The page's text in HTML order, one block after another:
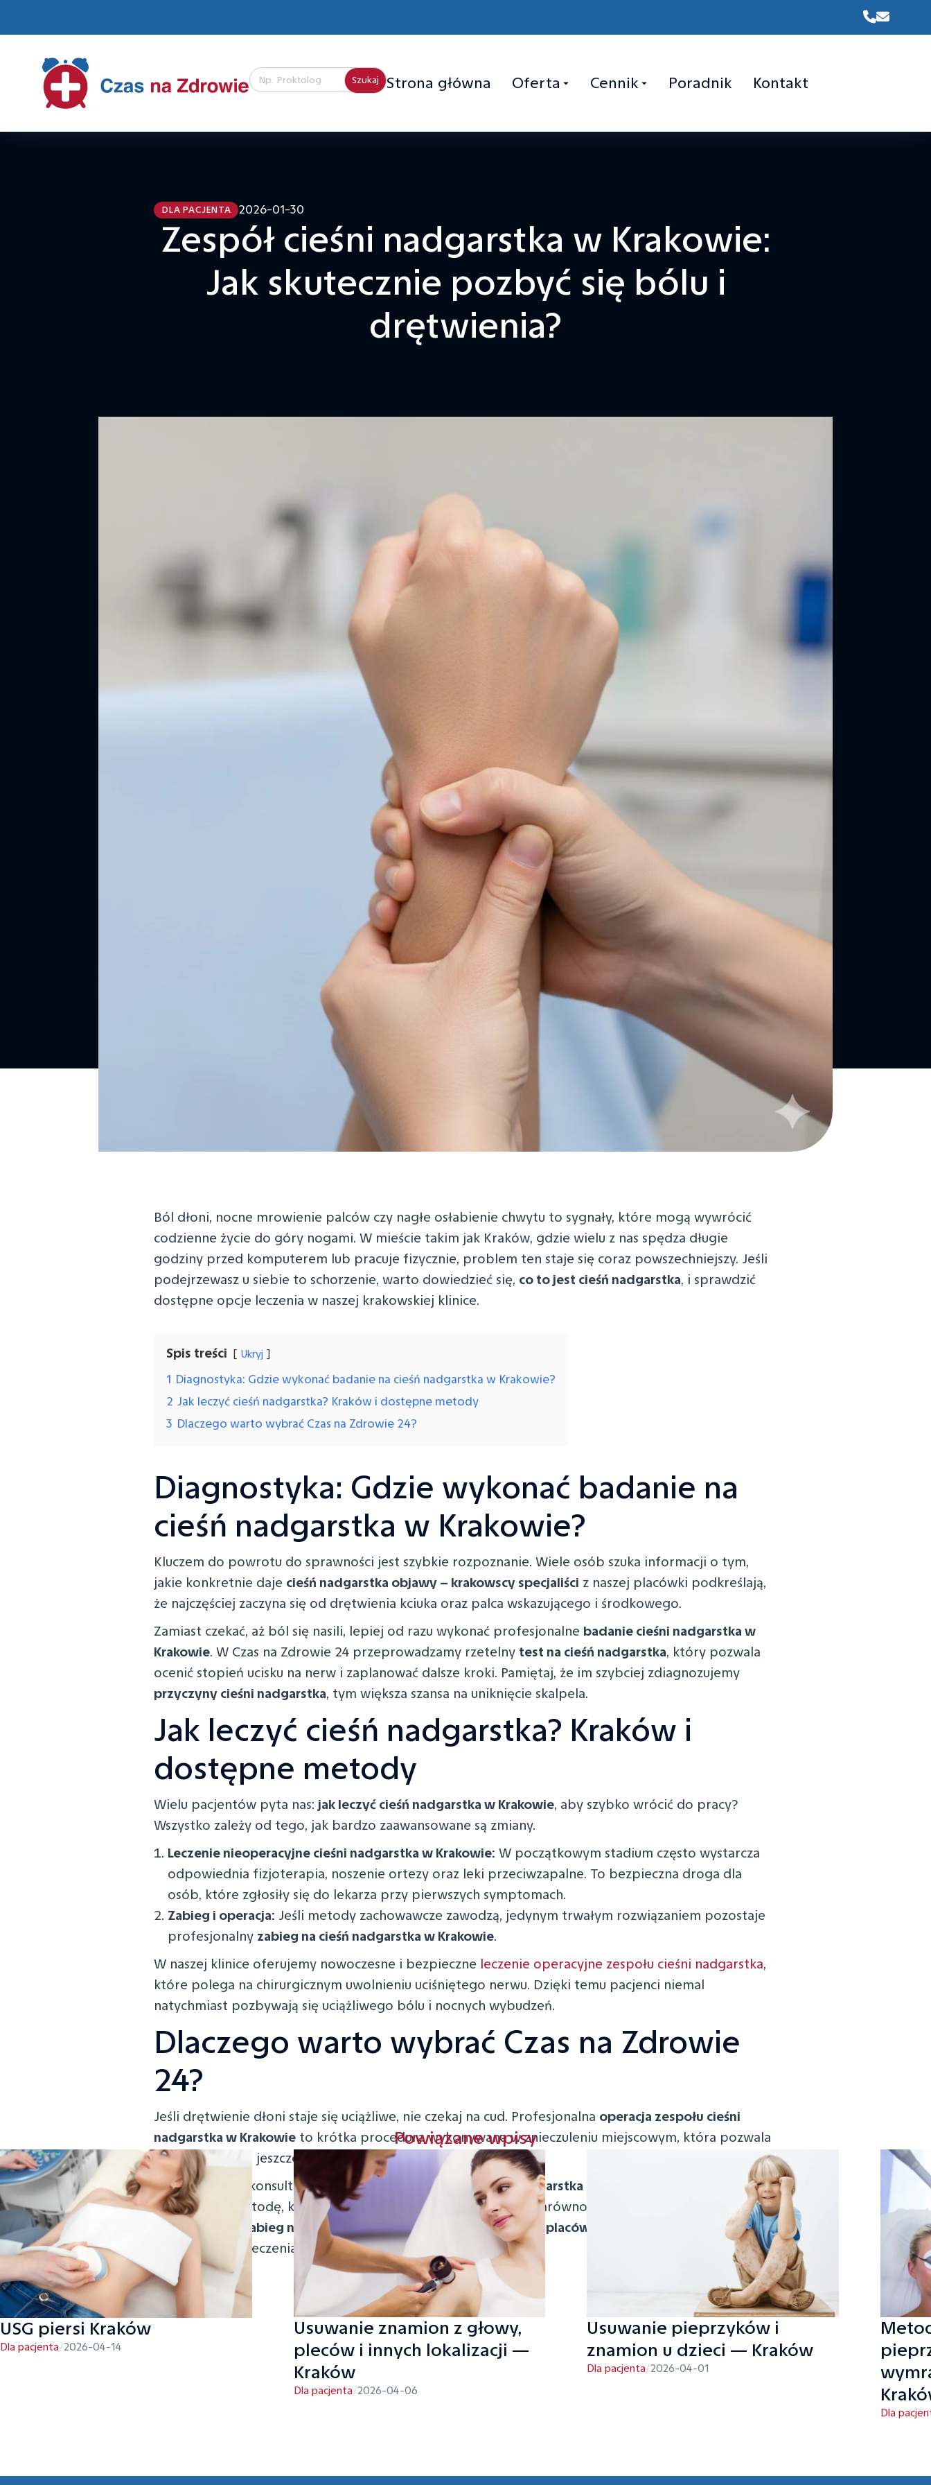
Search
for:
Strona główna Oferta Cennik Poradnik Kontakt
DLA PACJENTA 2026-01-30
Zespół cieśni nadgarstka w Krakowie:
Jak skutecznie pozbyć się bólu i
drętwienia?
Ból dłoni, nocne mrowienie palców czy nagłe osłabienie chwytu to sygnały, które mogą wywrócić
codzienne życie do góry nogami. W mieście takim jak Kraków, gdzie wielu z nas spędza długie
godziny przed komputerem lub pracuje fizycznie, problem ten staje się coraz powszechniejszy. Jeśli
podejrzewasz u siebie to schorzenie, warto dowiedzieć się, co to jest cieśń nadgarstka, i sprawdzić
dostępne opcje leczenia w naszej krakowskiej klinice.
Spis treści Ukryj
1 Diagnostyka: Gdzie wykonać badanie na cieśń nadgarstka w Krakowie?
2 Jak leczyć cieśń nadgarstka? Kraków i dostępne metody
3 Dlaczego warto wybrać Czas na Zdrowie 24?
Diagnostyka: Gdzie wykonać badanie na
cieśń nadgarstka w Krakowie?
Kluczem do powrotu do sprawności jest szybkie rozpoznanie. Wiele osób szuka informacji o tym,
jakie konkretnie daje cieśń nadgarstka objawy – krakowscy specjaliści z naszej placówki podkreślają,
że najczęściej zaczyna się od drętwienia kciuka oraz palca wskazującego i środkowego.
Zamiast czekać, aż ból się nasili, lepiej od razu wykonać profesjonalne badanie cieśni nadgarstka w
Krakowie. W Czas na Zdrowie 24 przeprowadzamy rzetelny test na cieśń nadgarstka, który pozwala
ocenić stopień ucisku na nerw i zaplanować dalsze kroki. Pamiętaj, że im szybciej zdiagnozujemy
przyczyny cieśni nadgarstka, tym większa szansa na uniknięcie skalpela.
Jak leczyć cieśń nadgarstka? Kraków i
dostępne metody
Wielu pacjentów pyta nas: jak leczyć cieśń nadgarstka w Krakowie, aby szybko wrócić do pracy?
Wszystko zależy od tego, jak bardzo zaawansowane są zmiany.
Leczenie nieoperacyjne cieśni nadgarstka w Krakowie: W początkowym stadium często wystarcza
odpowiednia fizjoterapia, noszenie ortezy oraz leki przeciwzapalne. To bezpieczna droga dla
osób, które zgłosiły się do lekarza przy pierwszych symptomach.
Zabieg i operacja: Jeśli metody zachowawcze zawodzą, jedynym trwałym rozwiązaniem pozostaje
profesjonalny zabieg na cieśń nadgarstka w Krakowie.
W naszej klinice oferujemy nowoczesne i bezpieczne leczenie operacyjne zespołu cieśni nadgarstka,
które polega na chirurgicznym uwolnieniu uciśniętego nerwu. Dzięki temu pacjenci niemal
natychmiast pozbywają się uciążliwego bólu i nocnych wybudzeń.
Dlaczego warto wybrać Czas na Zdrowie
24?
Jeśli drętwienie dłoni staje się uciążliwe, nie czekaj na cud. Profesjonalna operacja zespołu cieśni
nadgarstka w Krakowie to krótka procedura wykonywana w znieczuleniu miejscowym, która pozwala
wrócić do domu jeszcze tego samego dnia.
Zapraszamy na konsultację – sprawdzimy, jaki objaw cieśni nadgarstka
dobierzemy metodę, która postawi Cię na nogi. Wykonujemy zarówno diagnostykę, jak i
kompleksowy
zabieg na zespół cieśni nadgarstka w krakowskiej placówce
, dbając o Twój komfort na
każdym etapie leczenia.
Powiązane wpisy
USG piersi Kraków
Dla pacjenta/2026-04-14
Usuwanie znamion z głowy,
pleców i innych lokalizacji —
Kraków
Dla pacjenta/2026-04-06
Usuwanie pieprzyków i
znamion u dzieci — Kraków
Dla pacjenta/2026-04-01
Dla